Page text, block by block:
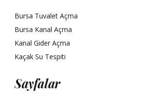
Bursa Tuvalet Açma
Bursa Kanal Açma
Kanal Gider Açma
Kaçak Su Tespiti
Sayfalar